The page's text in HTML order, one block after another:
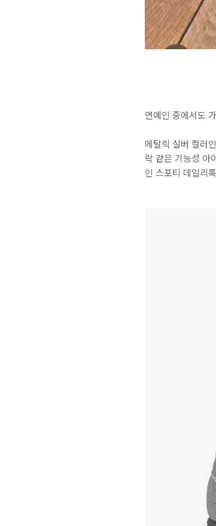
연예인 중에서도
메탈릭 실버 컬러
락 같은 기능성 아
인 스포티 데일리